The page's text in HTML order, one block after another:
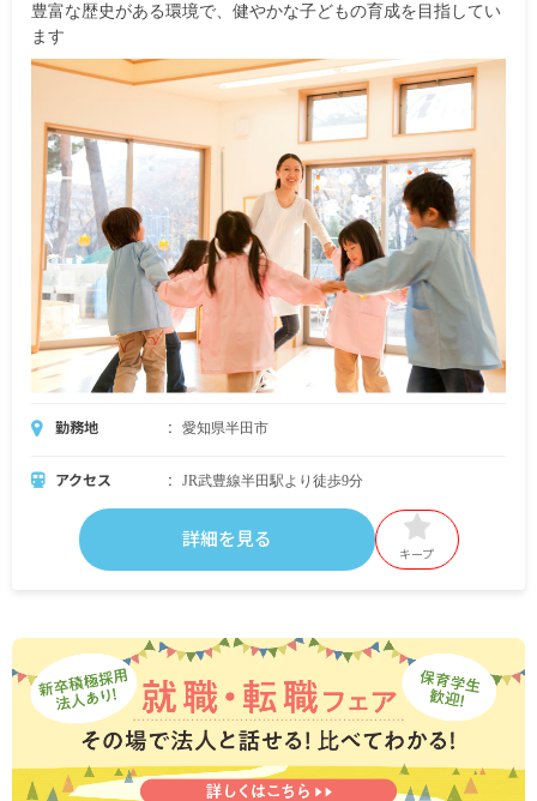
賞与あり（（年2回計 2.50ヶ月分（前年度実
豊富な歴史がある環境で、健やかな子どもの育成を目指してい
ます
勤務地 愛知県半田市
アクセス JR武豊線半田駅より徒歩9分
詳細を見る
キープ